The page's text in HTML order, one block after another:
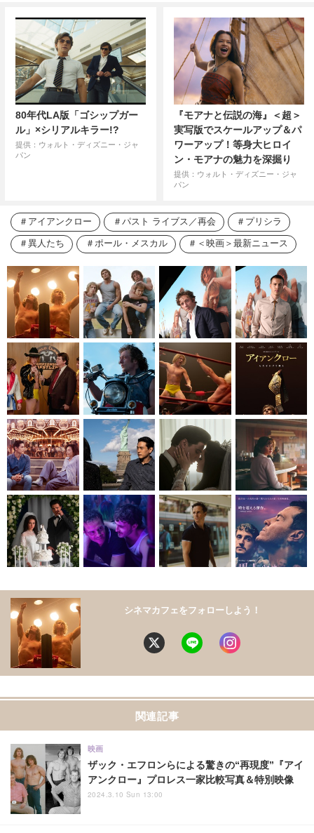
80年代LA版「ゴシップガー
ル」×シリアルキラー!?
提供：ウォルト・ディズニー・ジャ
パン
『モアナと伝説の海』＜超＞
実写版でスケールアップ＆パ
ワーアップ！等身大ヒロイ
ン・モアナの魅力を深掘り
提供：ウォルト・ディズニー・ジャ
パン
アイアンクロー パスト ライブス／再会 プリシラ
異人たち ポール・メスカル ＜映画＞最新ニュース
シネマカフェをフォローしよう！
関連記事
ザック・エフロンらによる驚きの“再現度”『アイ
アンクロー』プロレス一家比較写真＆特別映像
映画
2024.3.10 Sun 13:00